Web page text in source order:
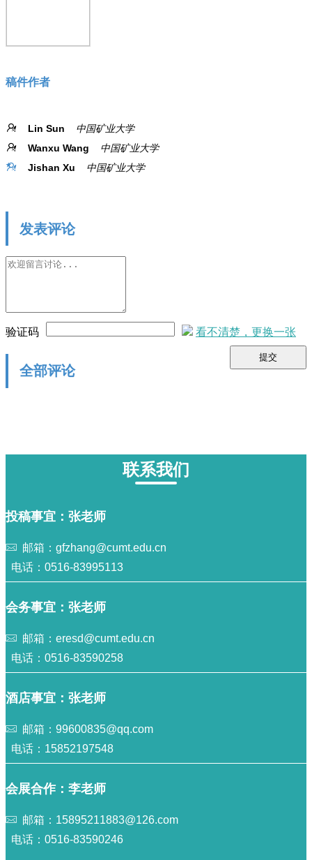
稿件作者
Lin Sun
中国矿业大学
Wanxu Wang
中国矿业大学
Jishan Xu
中国矿业大学
发表评论
验证码 看不清楚，更换一张
提交
全部评论
联系我们
投稿事宜：张老师
邮箱：gfzhang@cumt.edu.cn
电话：0516-83995113
会务事宜：张老师
邮箱：eresd@cumt.edu.cn
电话：0516-83590258
酒店事宜：张老师
邮箱：99600835@qq.com
电话：15852197548
会展合作：李老师
邮箱：15895211883@126.com
电话：0516-83590246